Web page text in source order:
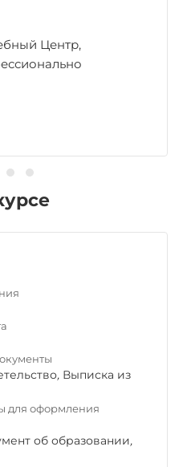
Центр,
, Выписка из
для оформления
об образовании,